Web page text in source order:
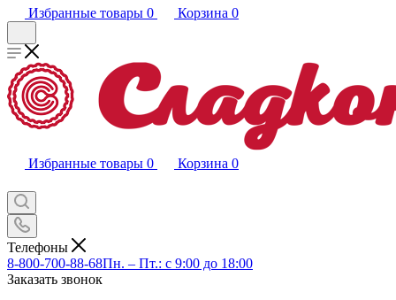
Избранные товары 0 Корзина 0
Избранные товары 0 Корзина 0
Телефоны
8-800-700-88-68Пн. – Пт.: с 9:00 до 18:00
Заказать звонок